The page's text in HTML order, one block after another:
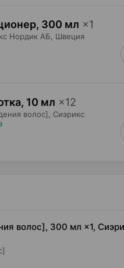
, 300 мл ×1
Нордик АБ , Швеция
, 10 мл ×12
волос],
Сиэрикс
волос], 300 мл ×1,